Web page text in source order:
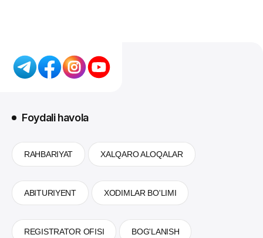
Foydali havola
RAHBARIYAT XALQARO ALOQALAR
ABITURIYENT XODIMLAR BO'LIMI
REGISTRATOR OFISI BOG'LANISH